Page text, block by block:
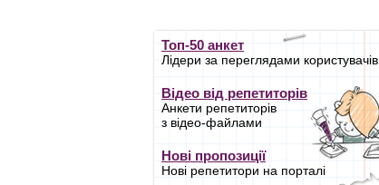
Топ-50 анкет
Лідери за переглядами користувачів
Відео від репетиторів
Анкети репетиторів
з відео-файлами
Нові пропозиції
Нові репетитори на порталі